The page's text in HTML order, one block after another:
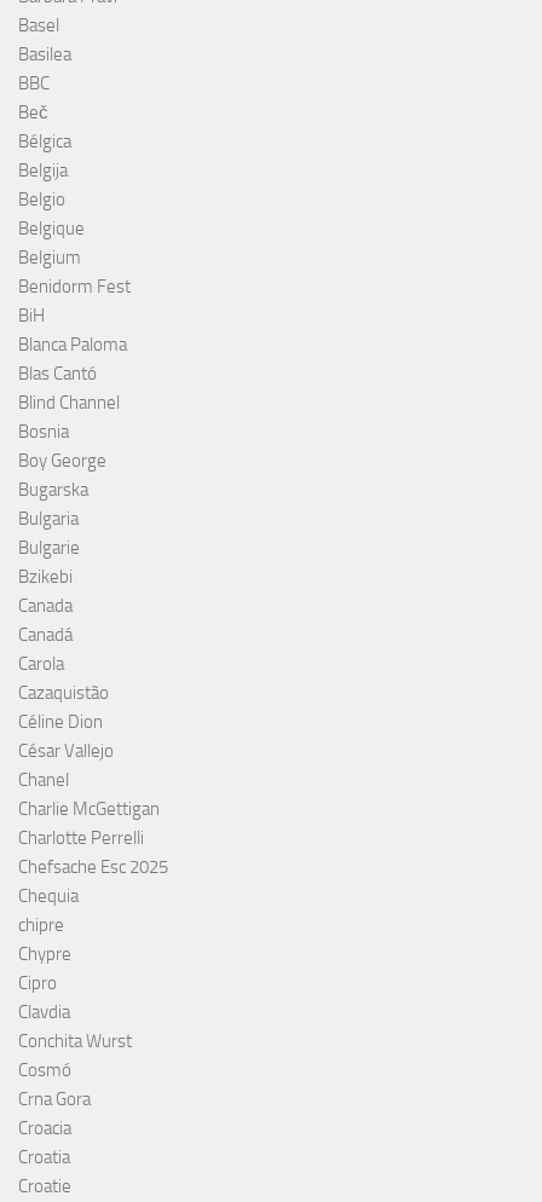
Basel
Basilea
BBC
Beč
Bélgica
Belgija
Belgio
Belgique
Belgium
Benidorm Fest
BiH
Blanca Paloma
Blas Cantó
Blind Channel
Bosnia
Boy George
Bugarska
Bulgaria
Bulgarie
Bzikebi
Canada
Canadá
Carola
Cazaquistão
Céline Dion
César Vallejo
Chanel
Charlie McGettigan
Charlotte Perrelli
Chefsache Esc 2025
Chequia
chipre
Chypre
Cipro
Clavdia
Conchita Wurst
Cosmó
Crna Gora
Croacia
Croatia
Croatie